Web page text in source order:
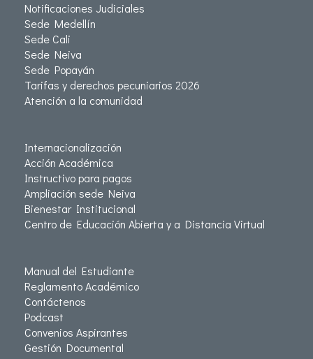
Notificaciones Judiciales
Sede Medellín
Sede Cali
Sede Neiva
Sede Popayán
Tarifas y derechos pecuniarios 2026
Atención a la comunidad
Internacionalización
Acción Académica
Instructivo para pagos
Ampliación sede Neiva
Bienestar Institucional
Centro de Educación Abierta y a Distancia Virtual
Manual del Estudiante
Reglamento Académico
Contáctenos
Podcast
Convenios Aspirantes
Gestión Documental